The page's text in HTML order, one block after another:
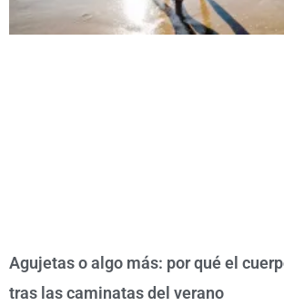
Agujetas o algo más: por qué el
tras las caminatas del verano